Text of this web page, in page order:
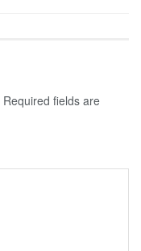
Required fields are